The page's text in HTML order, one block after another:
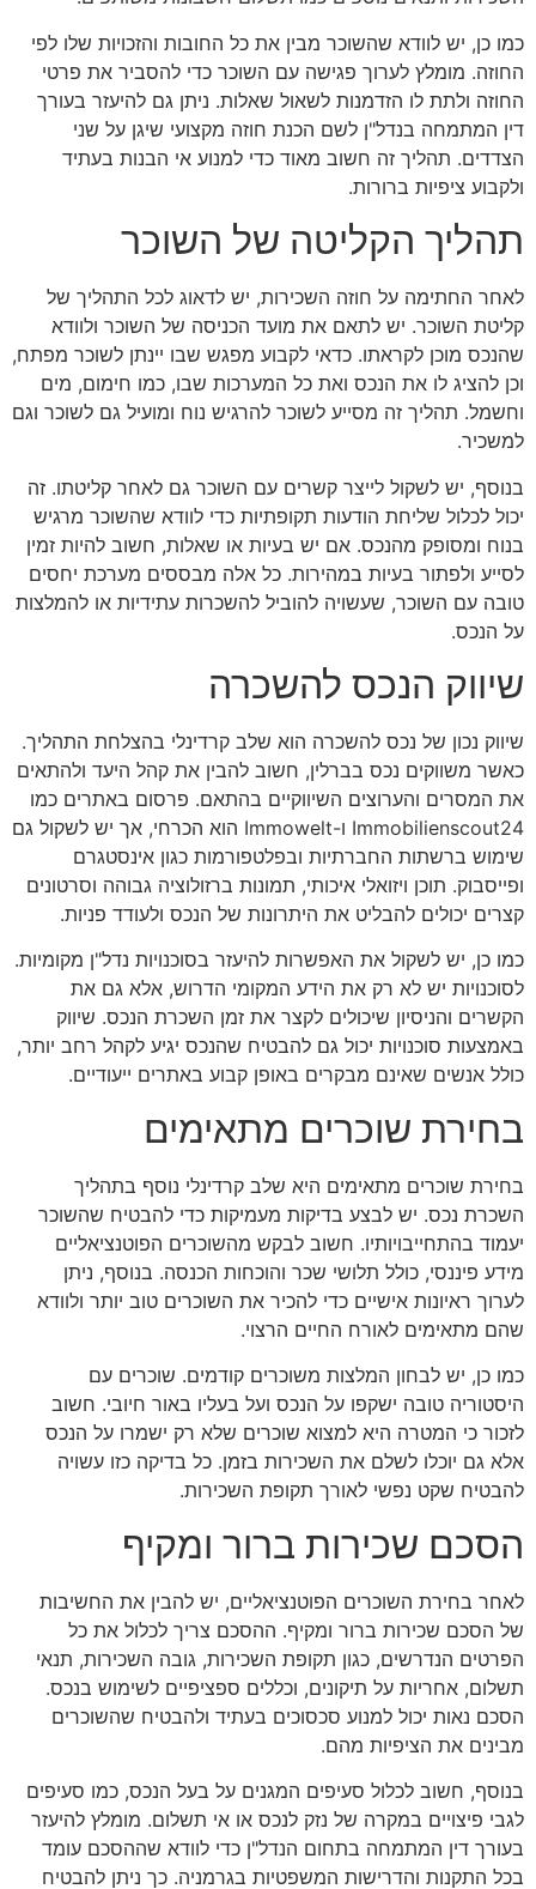
כמו כן, יש לוודא שהשוכר מבין את כל החובות והזכויות שלו לפי
החוזה. מומלץ לערוך פגישה עם השוכר כדי להסביר את פרטי
החוזה ולתת לו הזדמנות לשאול שאלות. ניתן גם להיעזר בעורך
דין המתמחה בנדל"ן לשם הכנת חוזה מקצועי שיגן על שני
הצדדים. תהליך זה חשוב מאוד כדי למנוע אי הבנות בעתיד
ולקבוע ציפיות ברורות.
תהליך הקליטה של השוכר
לאחר החתימה על חוזה השכירות, יש לדאוג לכל התהליך של
קליטת השוכר. יש לתאם את מועד הכניסה של השוכר ולוודא
שהנכס מוכן לקראתו. כדאי לקבוע מפגש שבו יינתן לשוכר מפתח,
וכן להציג לו את הנכס ואת כל המערכות שבו, כמו חימום, מים
וחשמל. תהליך זה מסייע לשוכר להרגיש נוח ומועיל גם לשוכר וגם
למשכיר.
בנוסף, יש לשקול לייצר קשרים עם השוכר גם לאחר קליטתו. זה
יכול לכלול שליחת הודעות תקופתיות כדי לוודא שהשוכר מרגיש
בנוח ומסופק מהנכס. אם יש בעיות או שאלות, חשוב להיות זמין
לסייע ולפתור בעיות במהירות. כל אלה מבססים מערכת יחסים
טובה עם השוכר, שעשויה להוביל להשכרות עתידיות או להמלצות
על הנכס.
שיווק הנכס להשכרה
שיווק נכון של נכס להשכרה הוא שלב קרדינלי בהצלחת התהליך.
כאשר משווקים נכס בברלין, חשוב להבין את קהל היעד ולהתאים
את המסרים והערוצים השיווקיים בהתאם. פרסום באתרים כמו
Immobilienscout24 ו-Immowelt הוא הכרחי, אך יש לשקול גם
שימוש ברשתות החברתיות ובפלטפורמות כגון אינסטגרם
ופייסבוק. תוכן ויזואלי איכותי, תמונות ברזולוציה גבוהה וסרטונים
קצרים יכולים להבליט את היתרונות של הנכס ולעודד פניות.
כמו כן, יש לשקול את האפשרות להיעזר בסוכנויות נדל"ן מקומיות.
לסוכנויות יש לא רק את הידע המקומי הדרוש, אלא גם את
הקשרים והניסיון שיכולים לקצר את זמן השכרת הנכס. שיווק
באמצעות סוכנויות יכול גם להבטיח שהנכס יגיע לקהל רחב יותר,
כולל אנשים שאינם מבקרים באופן קבוע באתרים ייעודיים.
בחירת שוכרים מתאימים
בחירת שוכרים מתאימים היא שלב קרדינלי נוסף בתהליך
השכרת נכס. יש לבצע בדיקות מעמיקות כדי להבטיח שהשוכר
יעמוד בהתחייבויותיו. חשוב לבקש מהשוכרים הפוטנציאליים
מידע פיננסי, כולל תלושי שכר והוכחות הכנסה. בנוסף, ניתן
לערוך ראיונות אישיים כדי להכיר את השוכרים טוב יותר ולוודא
שהם מתאימים לאורח החיים הרצוי.
כמו כן, יש לבחון המלצות משוכרים קודמים. שוכרים עם
היסטוריה טובה ישקפו על הנכס ועל בעליו באור חיובי. חשוב
לזכור כי המטרה היא למצוא שוכרים שלא רק ישמרו על הנכס
אלא גם יוכלו לשלם את השכירות בזמן. כל בדיקה כזו עשויה
להבטיח שקט נפשי לאורך תקופת השכירות.
הסכם שכירות ברור ומקיף
לאחר בחירת השוכרים הפוטנציאליים, יש להבין את החשיבות
של הסכם שכירות ברור ומקיף. ההסכם צריך לכלול את כל
הפרטים הנדרשים, כגון תקופת השכירות, גובה השכירות, תנאי
תשלום, אחריות על תיקונים, וכללים ספציפיים לשימוש בנכס.
הסכם נאות יכול למנוע סכסוכים בעתיד ולהבטיח שהשוכרים
מבינים את הציפיות מהם.
בנוסף, חשוב לכלול סעיפים המגנים על בעל הנכס, כמו סעיפים
לגבי פיצויים במקרה של נזק לנכס או אי תשלום. מומלץ להיעזר
בעורך דין המתמחה בתחום הנדל"ן כדי לוודא שההסכם עומד
בכל התקנות והדרישות המשפטיות בגרמניה. כך ניתן להבטיח